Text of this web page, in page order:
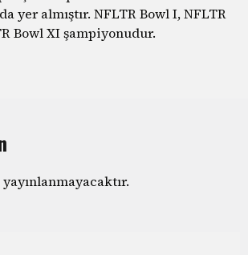
yer almıştır. NFLTR Bowl I, NFLTR
Bowl XI şampiyonudur.